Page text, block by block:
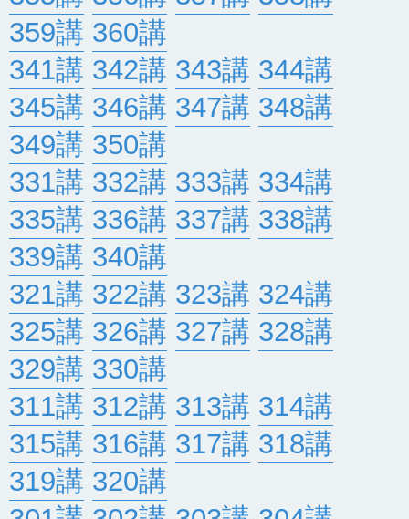
359講 360講
341講 342講 343講 344講
345講 346講 347講 348講
349講 350講
331講 332講 333講 334講
335講 336講 337講 338講
339講 340講
321講 322講 323講 324講
325講 326講 327講 328講
329講 330講
311講 312講 313講 314講
315講 316講 317講 318講
319講 320講